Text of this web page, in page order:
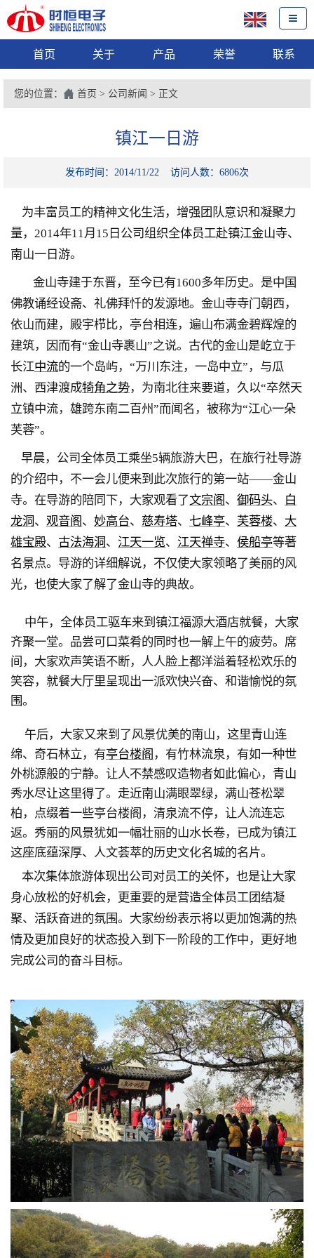
首页 关于 产品 荣誉 联系
您的位置： 首页 > 公司新闻 > 正文
镇江一日游
发布时间：2014/11/22 访问人数：6806次
为丰富员工的精神文化生活，增强团队意识和凝聚力
量， 2014年11月 15 日公司组织全体员工赴镇江金山寺、
南山一日游。
金山寺建于东晋，至今已有1600多年历史。是中国
佛教诵经设斋、礼佛拜忏的发源地。金山寺寺门朝西，
依山而建，殿宇栉比，亭台相连，遍山布满金碧辉煌的
建筑，因而有“金山寺裹山”之说。古代的金山是屹立于
长江中流的一个岛屿，“万川东注，一岛中立”，与瓜
洲、西津渡成犄角之势，为南北往来要道，久以“卒然天
立镇中流，雄跨东南二百州”而闻名，被称为“江心一朵
芙蓉”。
早晨，公司全体员工乘坐5辆旅游大巴，在旅行社导游
的介绍中，不一会儿便来到此次旅行的第一站——金山
寺。在导游的陪同下，大家观看了文宗阁、 御码头、
白
龙洞、 观音阁、 妙高台、 慈寿塔、 七峰亭、 芙蓉楼、 大
雄宝殿、 古法海洞、 江天一览、 江天禅寺、 侯船亭等著
名景点。导游的详细解说，不仅使大家领略了美丽的风
光，也使大家了解了金山寺的典故。
中午，全体员工驱车来到镇江福源大酒店就餐，大家
齐聚一堂。品尝可口菜肴的同时也一解上午的疲劳。席
间，大家欢声笑语不断，人人脸上都洋溢着轻松欢乐的
笑容，就餐大厅里呈现出一派欢快兴奋、和谐愉悦的氛
围。
午后，大家又来到了风景优美的南山，这里青山连
绵、奇石林立，有亭台楼阁，有竹林流泉，有如一种世
外桃源般的宁静。让人不禁感叹造物者如此偏心，青山
秀水尽让这里得了。走近南山满眼翠绿，满山苍松翠
柏，点缀着一些亭台楼阁，清泉流不停，让人流连忘
返。秀丽的风景犹如一幅壮丽的山水长卷，已成为镇江
这座底蕴深厚、人文荟萃的历史文化名城的名片。
本次集体旅游体现出公司对员工的关怀，也是让大家
身心放松的好机会，更重要的是营造全体员工团结凝
聚、活跃奋进的氛围。大家纷纷表示将以更加饱满的热
情及更加良好的状态投入到下一阶段的工作中，更好地
完成公司的奋斗目标。